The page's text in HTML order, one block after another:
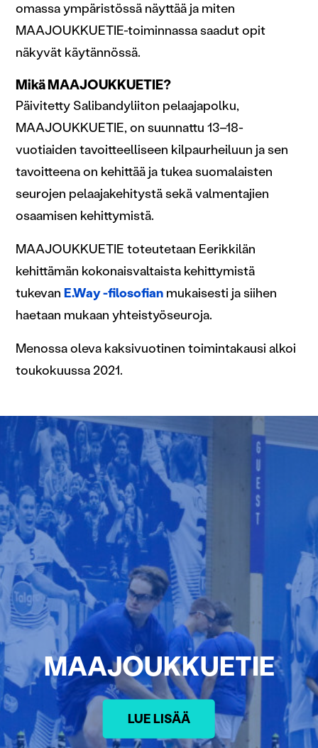
omassa ympäristössä näyttää ja miten
MAAJOUKKUETIE-toiminnassa saadut opit
näkyvät käytännössä.
Mikä MAAJOUKKUETIE?
Päivitetty Salibandyliiton pelaajapolku,
MAAJOUKKUETIE, on suunnattu 13–18-
vuotiaiden tavoitteelliseen kilpaurheiluun ja sen
tavoitteena on kehittää ja tukea suomalaisten
seurojen pelaajakehitystä sekä valmentajien
osaamisen kehittymistä.
MAAJOUKKUETIE toteutetaan Eerikkilän
kehittämän kokonaisvaltaista kehittymistä
tukevan E.Way -filosofian mukaisesti ja siihen
haetaan mukaan yhteistyöseuroja.
Menossa oleva kaksivuotinen toimintakausi alkoi
toukokuussa 2021.
MAAJOUKKUETIE
LUE LISÄÄ